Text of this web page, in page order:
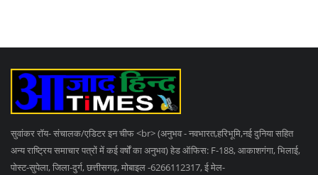
सुवांकर रॉय- संचालक/एडिटर इन चीफ <br> (अनुभव - नवभारत,हरिभूमि,नई दुनिया सहित
अन्य राष्ट्रिय समाचार पत्रों में कई वर्षों का अनुभव) हेड ऑफिस: F-188, आकाशगंगा, भिलाई,
पोस्ट-सुपेला, जिला-दुर्ग, छत्तीसगढ़, मोबाइल -6266112317, ई मेल-